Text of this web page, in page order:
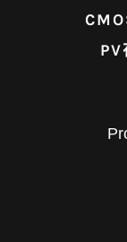
解决方
技術